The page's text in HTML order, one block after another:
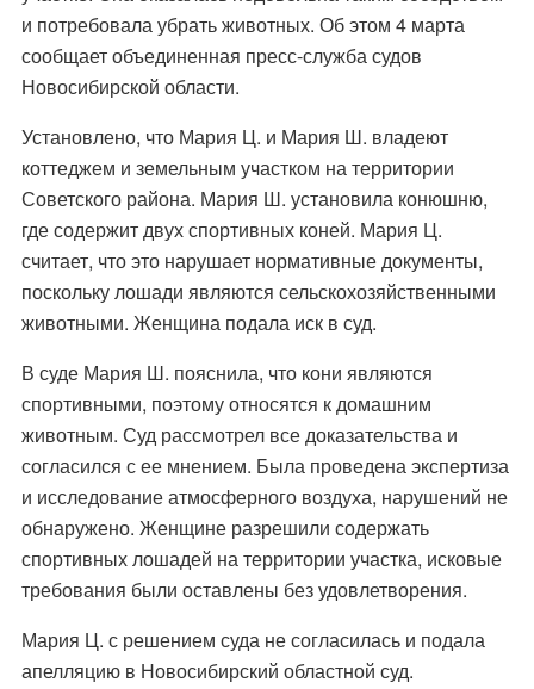
и потребовала убрать животных. Об этом 4 марта
сообщает объединенная пресс-служба судов
Новосибирской области.
Установлено, что Мария Ц. и Мария Ш. владеют
коттеджем и земельным участком на территории
Советского района. Мария Ш. установила конюшню,
где содержит двух спортивных коней. Мария Ц.
считает, что это нарушает нормативные документы,
поскольку лошади являются сельскохозяйственными
животными. Женщина подала иск в суд.
В суде Мария Ш. пояснила, что кони являются
спортивными, поэтому относятся к домашним
животным. Суд рассмотрел все доказательства и
согласился с ее мнением. Была проведена экспертиза
и исследование атмосферного воздуха, нарушений не
обнаружено. Женщине разрешили содержать
спортивных лошадей на территории участка, исковые
требования были оставлены без удовлетворения.
Мария Ц. с решением суда не согласилась и подала
апелляцию в Новосибирский областной суд.